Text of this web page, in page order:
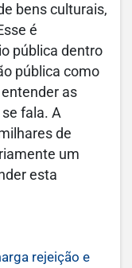
bens culturais,
é
pública dentro
pública como
as
fala. A
de
um
esta
rejeição e